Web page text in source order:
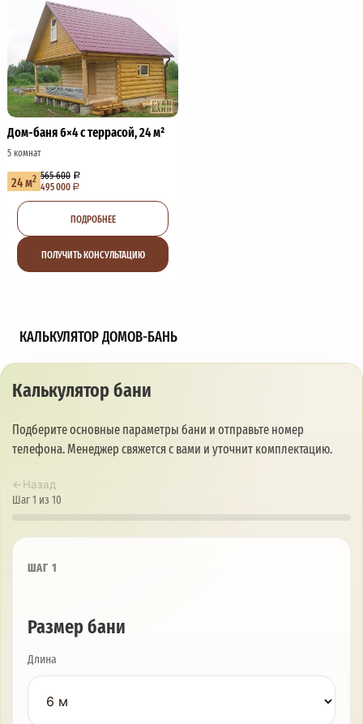
Дом-баня 6×4 с террасой, 24 м²
5 комнат
24 м2 565 600
495 000
ПОДРОБНЕЕ
ПОЛУЧИТЬ КОНСУЛЬТАЦИЮ
КАЛЬКУЛЯТОР ДОМОВ-БАНЬ
Калькулятор бани
Подберите основные параметры бани и отправьте номер
телефона. Менеджер свяжется с вами и уточнит комплектацию.
←Назад
Шаг 1 из 10
ШАГ 1
Размер бани
Длина